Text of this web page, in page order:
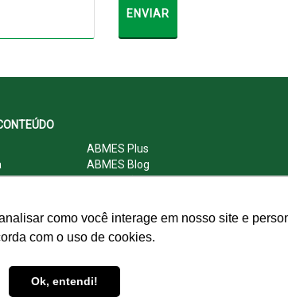
como você interage em nosso site e
com o uso de cookies.
Ok, entendi!
ABMES Plus
ABMES Blog
Legislação
ABMES
Contato
ABMES. Todos os direitos reservados.